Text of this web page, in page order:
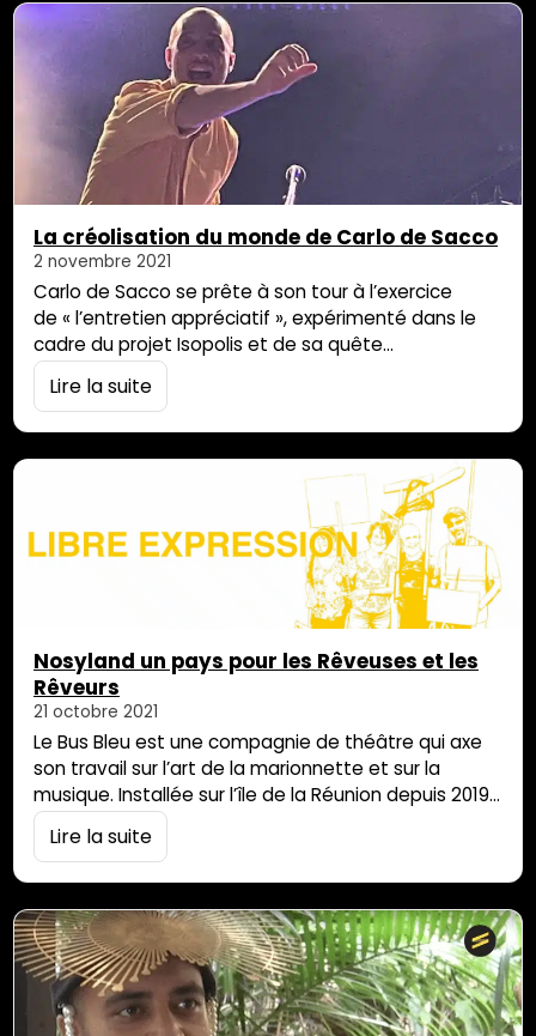
Mohammed Aïssaoui, « L’affaire de l’esclave Furcy ».
Le film…
La créolisation du monde de Carlo de Sacco
2 novembre 2021
Carlo de Sacco se prête à son tour à l’exercice
de « l’entretien appréciatif », expérimenté dans le
cadre du projet Isopolis et de sa quête
de « résilience territoriale ». Quête du bonheur… En
toute simplicité, le chanteur de Grèn Sémé tourne
raconte son histoire d’enfant natif de La Réunion
Lire la suite
Nosyland un pays pour les Rêveuses et les
Rêveurs
21 octobre 2021
Le Bus Bleu est une compagnie de théâtre qui axe
son travail sur l’art de la marionnette et sur la
musique. Installée sur l’île de la Réunion depuis 2019,
elle se demande comment continuer à faire rêver le
Public, malgré le contexte actuel et l’empêchement
Lire la suite